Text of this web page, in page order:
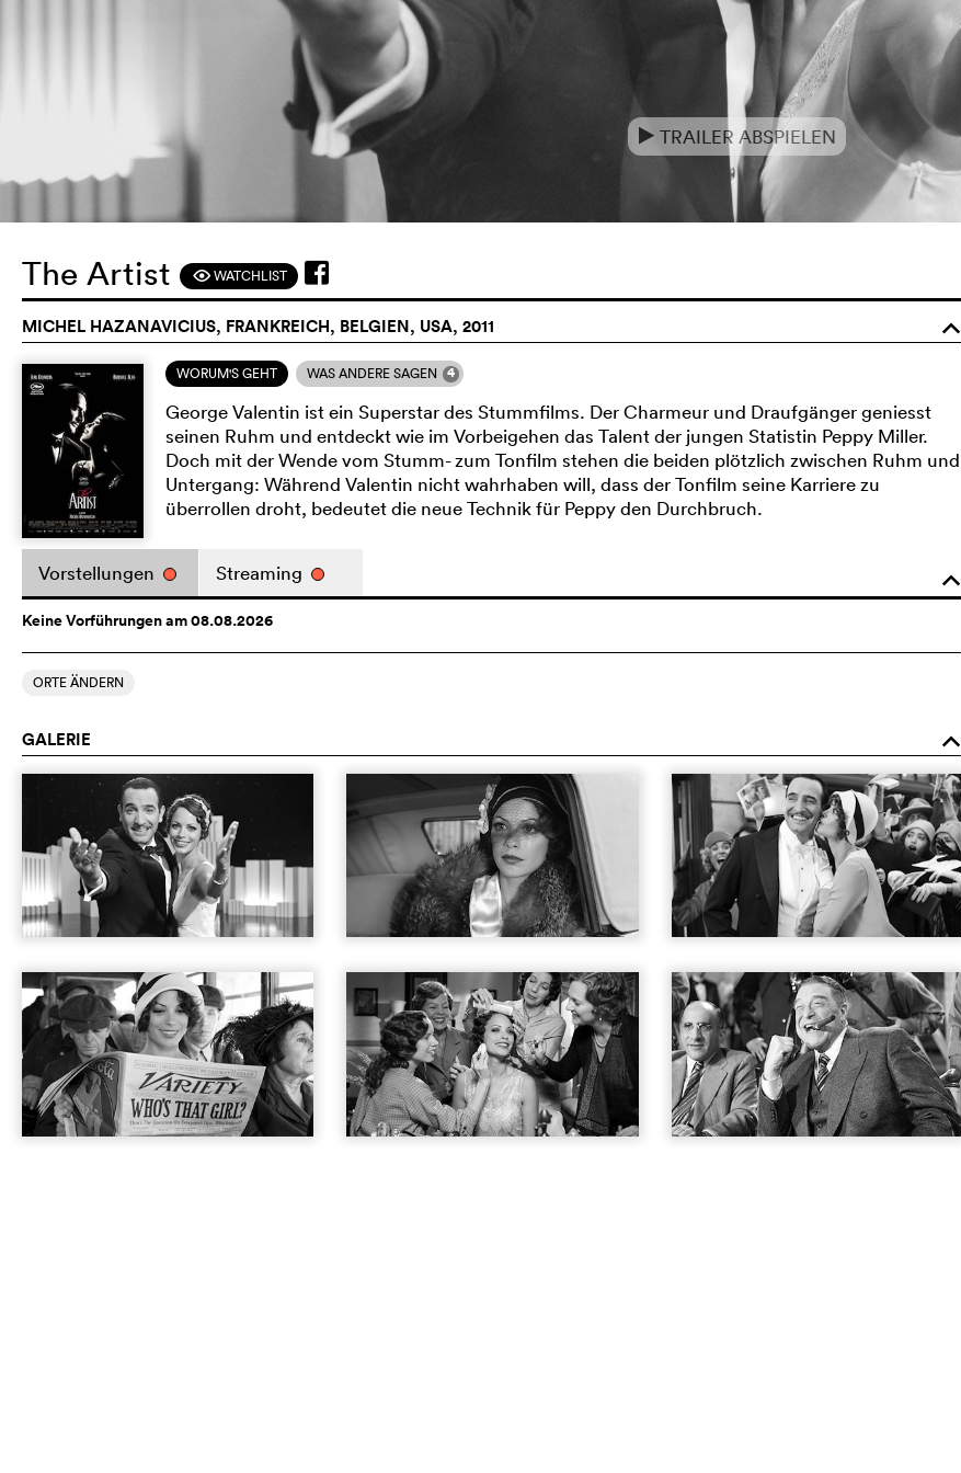
e TRAILER ABSPIELEN
The Artist FWATCHLIST
MICHEL HAZANAVICIUS, FRANKREICH, BELGIEN, USA, 2011 o
WORUM'S GEHT WAS ANDERE SAGEN 4
George Valentin ist ein Superstar des Stummfilms. Der Charmeur und Draufgänger geniesst
seinen Ruhm und entdeckt wie im Vorbeigehen das Talent der jungen Statistin Peppy Miller.
Doch mit der Wende vom Stumm- zum Tonfilm stehen die beiden plötzlich zwischen Ruhm und
Untergang: Während Valentin nicht wahrhaben will, dass der Tonfilm seine Karriere zu
überrollen droht, bedeutet die neue Technik für Peppy den Durchbruch.
o
Vorstellungen Streaming
Keine Vorführungen am 08.08.2026
ORTE ÄNDERN
GALERIE o